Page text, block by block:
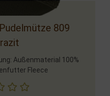
809
Außenmaterial 100%
Fleece